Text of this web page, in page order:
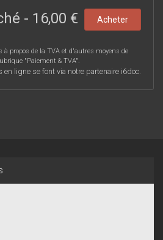
- 16,00 € Acheter
propos de la TVA et d'autres moyens de
"Paiement & TVA".
en ligne se font via notre partenaire i6doc.